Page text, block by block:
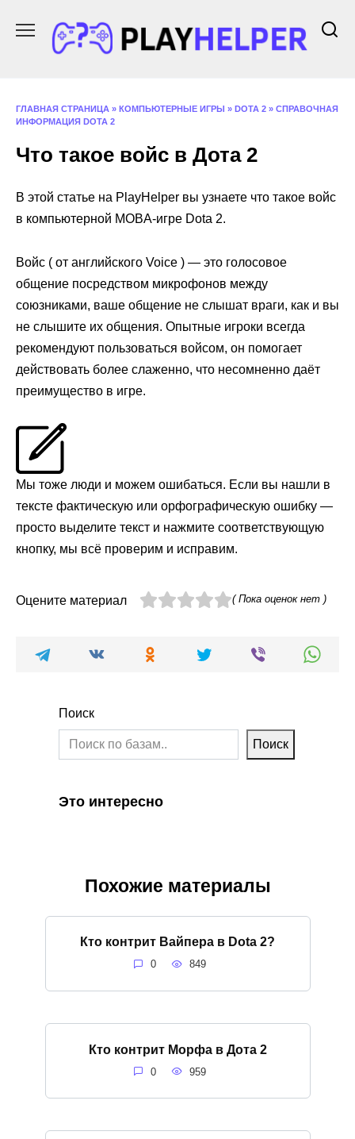
содержанию
ГЛАВНАЯ СТРАНИЦА » КОМПЬЮТЕРНЫЕ ИГРЫ » DOTA 2 » СПРАВОЧНАЯ
ИНФОРМАЦИЯ DOTA 2
Что такое войс в Дота 2
В этой статье на PlayHelper вы узнаете что такое войс
в компьютерной MOBA-игре Dota 2.
Войс ( от английского Voice ) — это голосовое
общение посредством микрофонов между
союзниками, ваше общение не слышат враги, как и вы
не слышите их общения. Опытные игроки всегда
рекомендуют пользоваться войсом, он помогает
действовать более слаженно, что несомненно даёт
преимущество в игре.
Мы тоже люди и можем ошибаться. Если вы нашли в
тексте фактическую или орфографическую ошибку —
просто выделите текст и нажмите соответствующую
кнопку, мы всё проверим и исправим.
Оцените материал ( Пока оценок нет )
Поиск
Поиск
Это интересно
Похожие материалы
Кто контрит Вайпера в Dota 2?
0 849
Кто контрит Морфа в Дота 2
0 959